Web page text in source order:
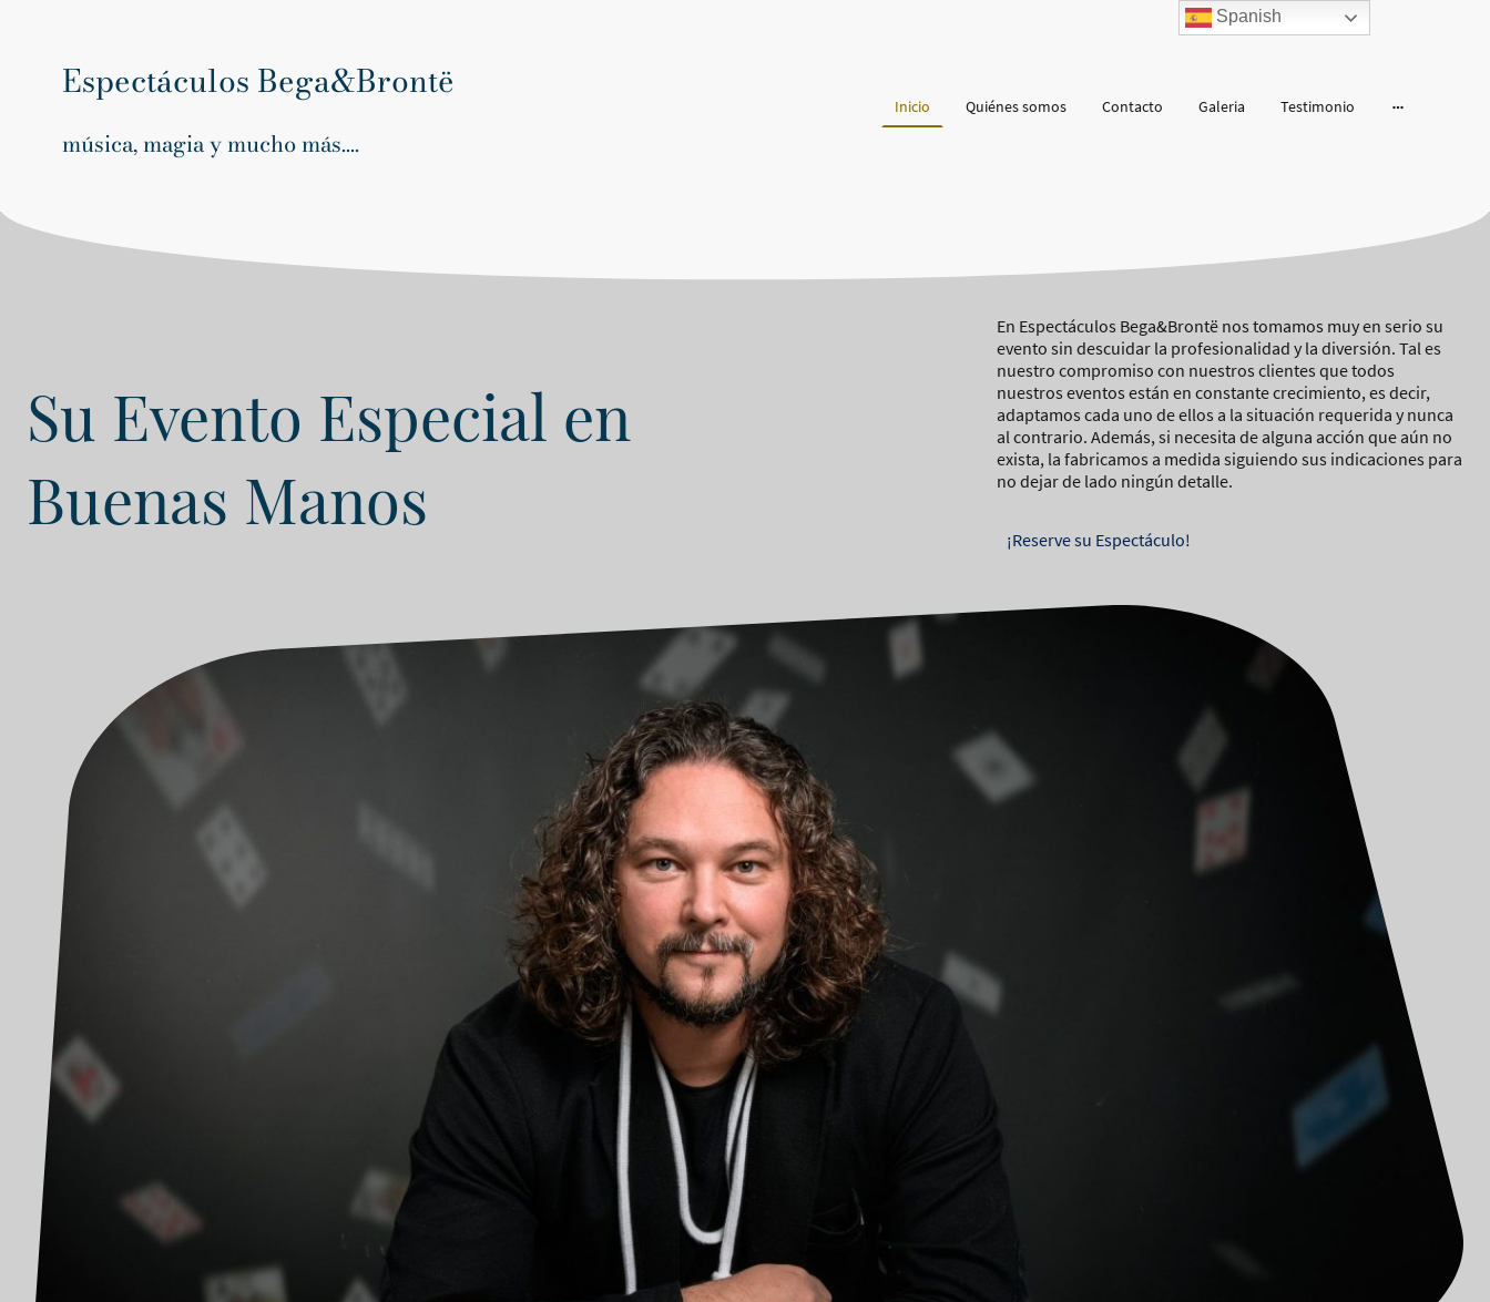
Espectáculos Bega&Brontë
música, magia y mucho más....
Inicio Quiénes somos Contacto Galeria Testimonio
Su Evento Especial en
Buenas Manos
En Espectáculos Bega&Brontë nos tomamos muy en serio su
evento sin descuidar la profesionalidad y la diversión. Tal es
nuestro compromiso con nuestros clientes que todos
nuestros eventos están en constante crecimiento, es decir,
adaptamos cada uno de ellos a la situación requerida y nunca
al contrario. Además, si necesita de alguna acción que aún no
exista, la fabricamos a medida siguiendo sus indicaciones para
no dejar de lado ningún detalle.
¡Reserve su Espectáculo!
Spanish